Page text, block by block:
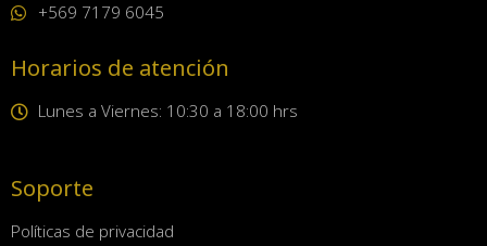
+569 7179 6045
Horarios de atención
Lunes a Viernes: 10:30 a 18:00 hrs
Soporte
Políticas de privacidad